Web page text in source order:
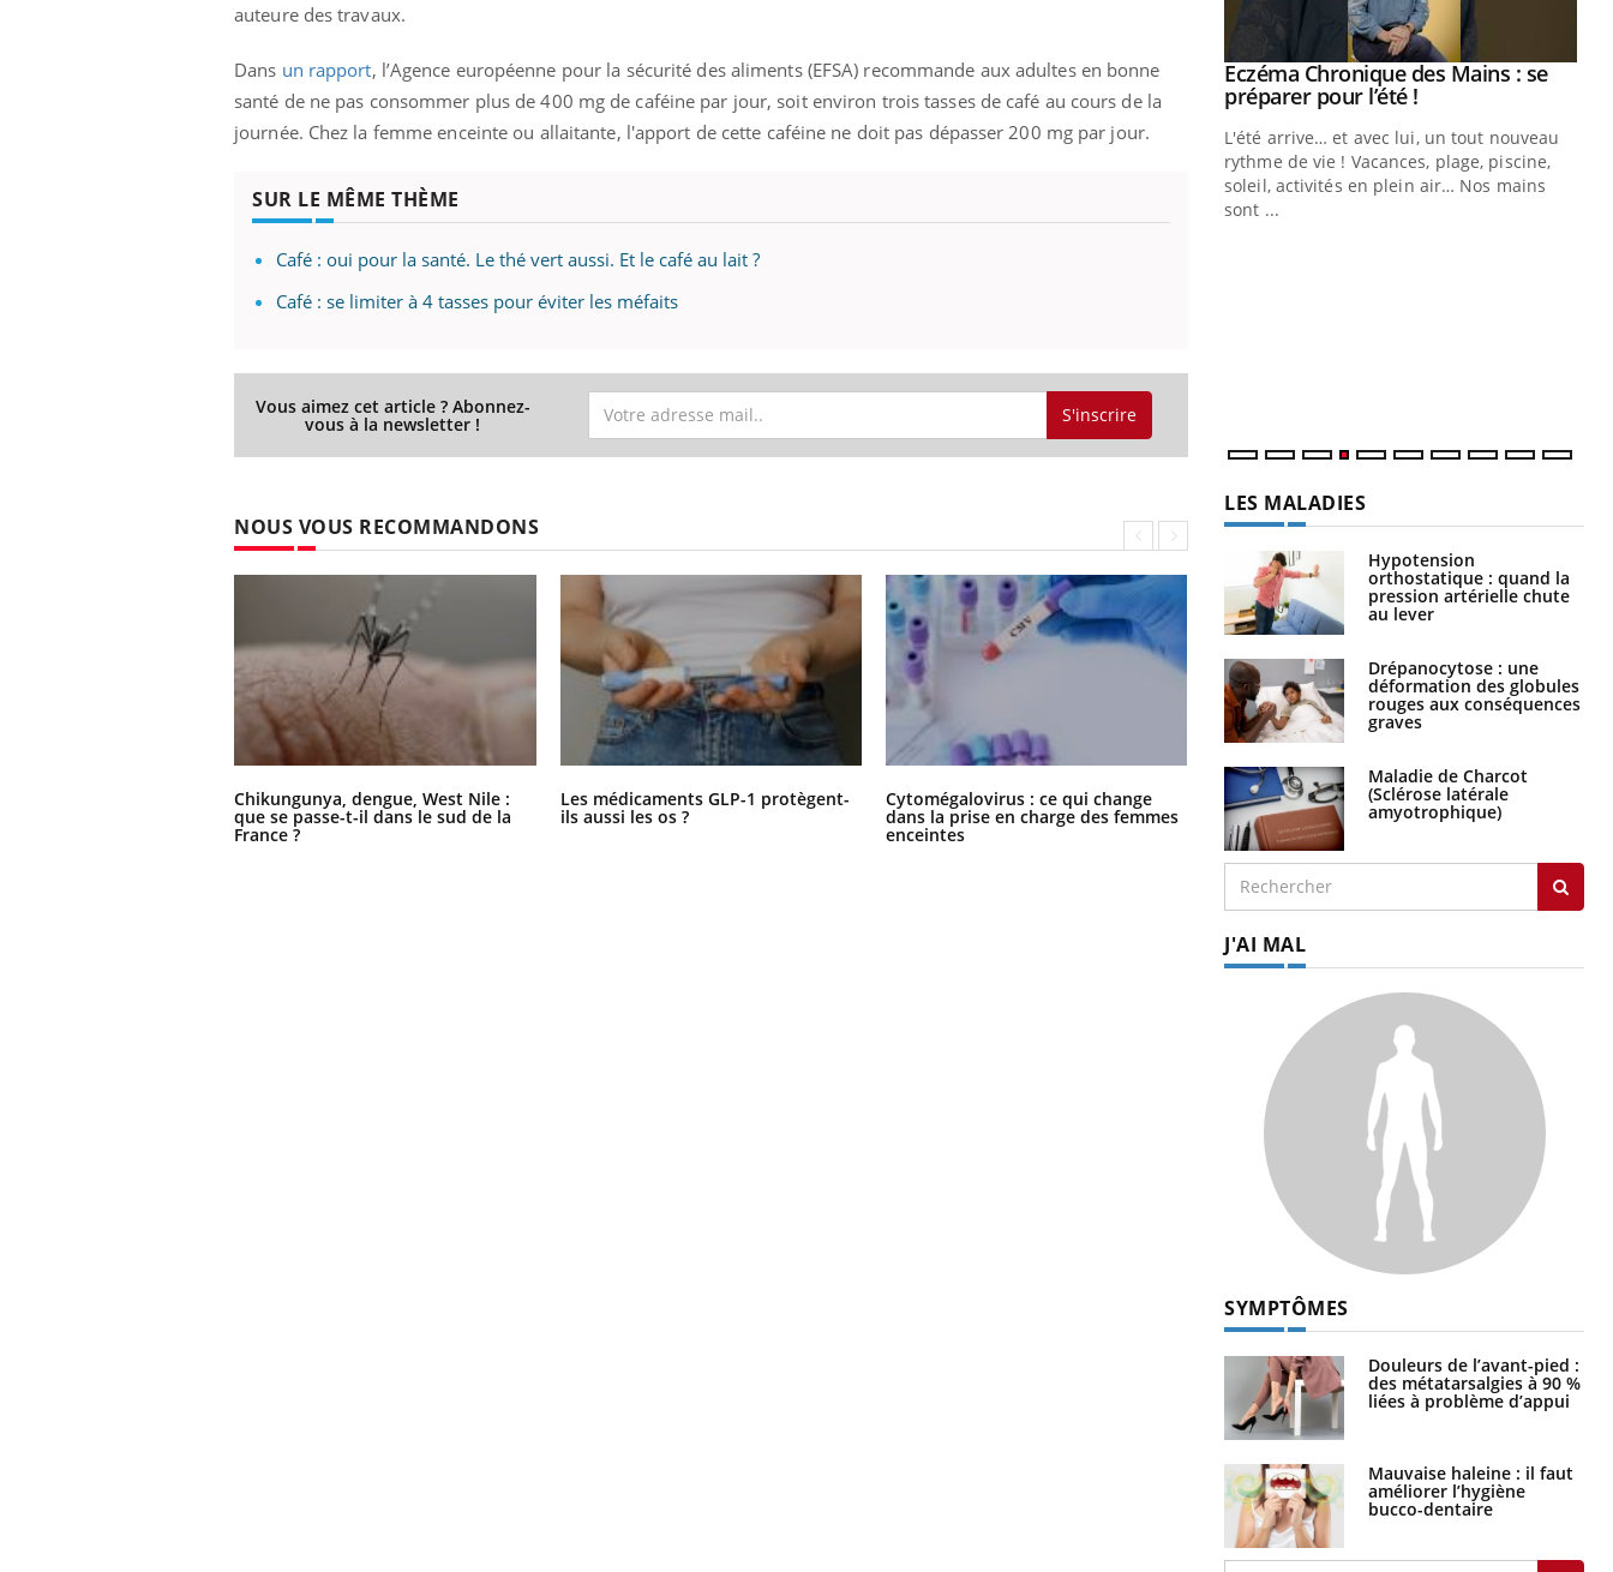
auteure des travaux.
Dans un rapport, l’Agence européenne pour la sécurité des aliments (EFSA) recommande aux adultes en bonne
santé de ne pas consommer plus de 400 mg de caféine par jour, soit environ trois tasses de café au cours de la
journée. Chez la femme enceinte ou allaitante, l'apport de cette caféine ne doit pas dépasser 200 mg par jour.
SUR LE MÊME THÈME
Café : oui pour la santé. Le thé vert aussi. Et le café au lait ?
Café : se limiter à 4 tasses pour éviter les méfaits
Vous aimez cet article ? Abonnez-
vous à la newsletter ! S'inscrire
NOUS VOUS RECOMMANDONS
Chikungunya, dengue, West Nile :
que se passe-t-il dans le sud de la
France ?
Les médicaments GLP-1 protègent-
ils aussi les os ?
Cytomégalovirus : ce qui change
dans la prise en charge des femmes
enceintes
La sieste empêche-t-elle de dormir
la nuit ?
Eczéma Chronique des Mains :
expliquer ma maladieYoutube
Il y a des sujets qui sont faciles à aborder...
questions sur la maladie d'un proche c'est
Youtube
Insuline & Charge mentale : et si on
osait en parler??Youtube
En 2026, l'insuline dans le diabète de type 2
Youtube
Eczéma Chronique des Mains : se
préparer pour l’été !Youtube
L'été arrive… et avec lui, un tout nouveau
rythme de vie ! Vacances, plage, piscine,
soleil, activités en plein air… Nos mains
sont ...
LES MALADIES
Hypotension
orthostatique : quand la
pression artérielle chute
au lever
Drépanocytose : une
déformation des globules
rouges aux conséquences
graves
Maladie de Charcot
(Sclérose latérale
amyotrophique)
J'AI MAL
SYMPTÔMES
Douleurs de l’avant-pied :
des métatarsalgies à 90 %
liées à problème d’appui
Mauvaise haleine : il faut
améliorer l’hygiène
bucco-dentaire